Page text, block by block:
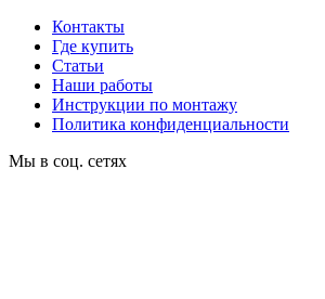
Контакты
Где купить
Статьи
Наши работы
Инструкции по монтажу
Политика конфиденциальности
Мы в соц. сетях